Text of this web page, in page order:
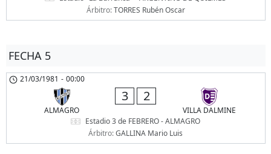
Árbitro:TORRES Rubén Oscar
FECHA 5
21/03/1981 - 00:00
ALMAGRO
3 2
VILLA DALMINE
Estadio 3 de FEBRERO - ALMAGRO
Árbitro:GALLINA Mario Luis